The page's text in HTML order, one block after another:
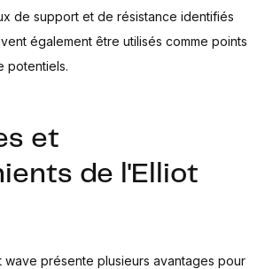
de support et de résistance identifiés
également être utilisés comme points
potentiels.
et
de l'Elliot
wave présente plusieurs avantages pour